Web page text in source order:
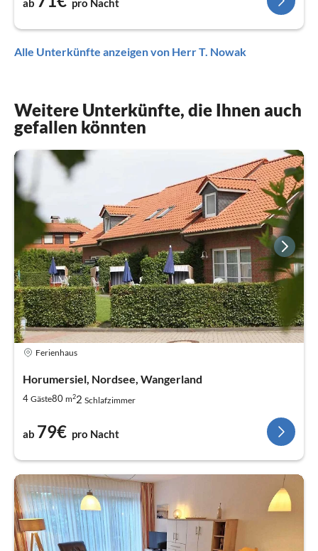
ab pro Nacht
Alle Unterkünfte anzeigen von Herr T. Nowak
Weitere Unterkünfte, die Ihnen auch
gefallen könnten
Ferienhaus
Horumersiel, Nordsee, Wangerland
4 Gäste80 m22 Schlafzimmer
ab 79€ pro Nacht